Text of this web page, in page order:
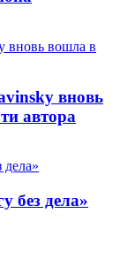
вновь
автора
без дела»